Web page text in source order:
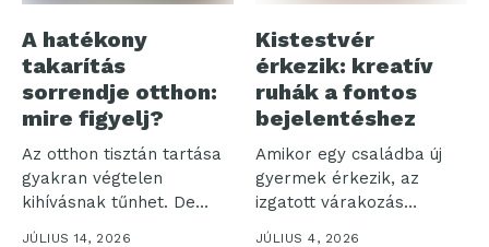
A hatékony
takarítás
sorrendje otthon:
mire figyelj?
Az otthon tisztán tartása
gyakran végtelen
kihívásnak tűnhet. De
vajon miért olyan...
JÚLIUS 14, 2026
Kistestvér
érkezik: kreatív
ruhák a fontos
bejelentéshez
Amikor egy családba új
gyermek érkezik, az
izgatott várakozás
időszaka veszi kezdetét....
JÚLIUS 4, 2026